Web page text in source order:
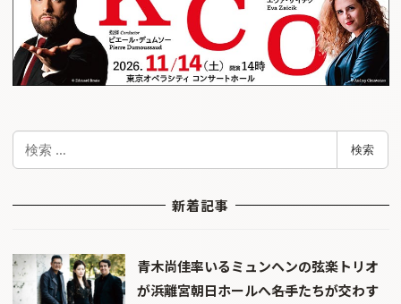
検
検索
新着記事
青木尚佳率いるミュンヘンの弦楽トリオ
が浜離宮朝日ホールへ――名手たちが交わす